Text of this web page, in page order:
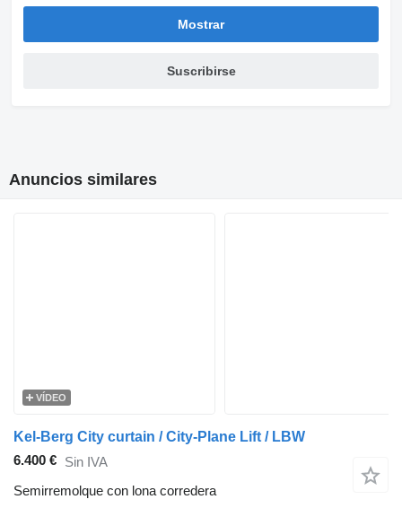
Mostrar
Suscribirse
Anuncios similares
VÍDEO
Kel-Berg City curtain / City-Plane Lift / LBW
6.400 € Sin IVA
Semirremolque con lona corredera